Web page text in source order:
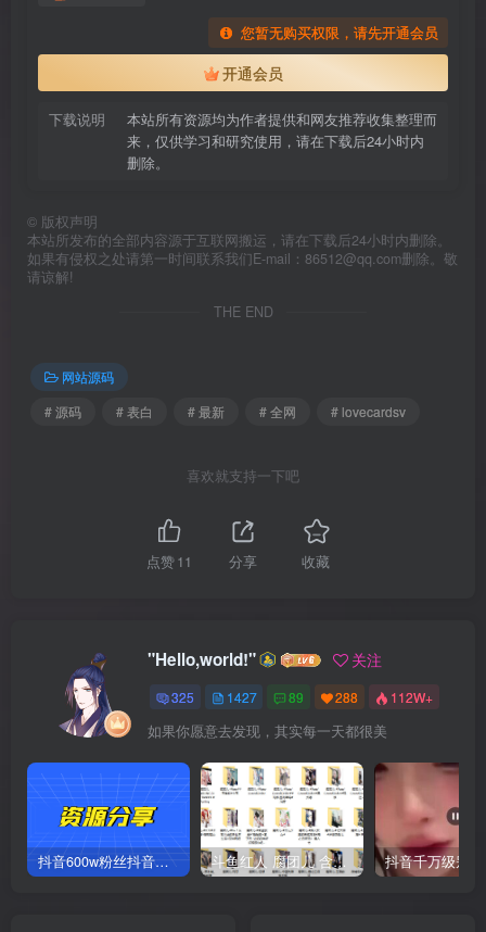
您暂无购买权限，请先开通会员
开通会员
下载说明
本站所有资源均为作者提供和网友推荐收集整理而
来，仅供学习和研究使用，请在下载后24小时内
删除。
© 版权声明
本站所发布的全部内容源于互联网搬运，请在下载后24小时内删除。
如果有侵权之处请第一时间联系我们E-mail：86512@qq.com删除。敬
请谅解!
THE END
网站源码
# 源码
# 表白 # 最新 # 全网 # lovecardsv
喜欢就支持一下吧
点赞11 分享 收藏
"Hello,world!" 关注
325 1427 89 288 112W+
如果你愿意去发现，其实每一天都很美
抖音600w粉丝抖音网红痞幼一手资料 877P 500M 含私拍 斗鱼红人 腐团儿 含付费 大尺写真 32套